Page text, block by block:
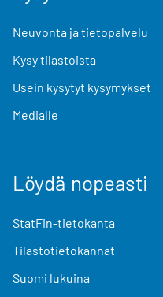
Neuvonta ja tietopalvelu
Kysy tilastoista
Usein kysytyt kysymykset
Medialle
Löydä nopeasti
StatFin-tietokanta
Tilastotietokannat
Suomi lukuina